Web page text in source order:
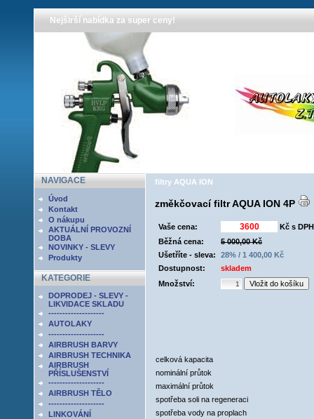
Nejširší nabídka za super ceny!
NAVIGACE
Úvod
Kontakt
O nákupu
AKTUÁLNÍ PROVOZNÍ
DOBA
NOVINKY - SLEVY
Produkty
KATEGORIE
DOPRODEJ - SLEVY -
LIKVIDACE SKLADU
--------------------
AUTOLAKY
--------------------
AIRBRUSH BARVY
AIRBRUSH TECHNIKA
AIRBRUSH
PŘÍSLUŠENSTVÍ
--------------------
AIRBRUSH TĚLO
--------------------
LINKOVÁNÍ
filtry AQUA ION
změkčovací filtr AQUA ION 4P
Vaše cena:
Kč s DPH
Běžná cena:
5 000,00 Kč
Ušetříte - sleva:
28% / 1 400,00 Kč
Dostupnost:
skladem
Množství:
celková kapacita
nominální průtok
maximální průtok
spotřeba soli na regeneraci
spotřeba vody na proplach